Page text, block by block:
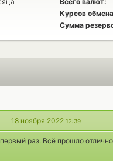
Курсов
Сумма
18 ноября 2022 12:39
раз. Всё прошло